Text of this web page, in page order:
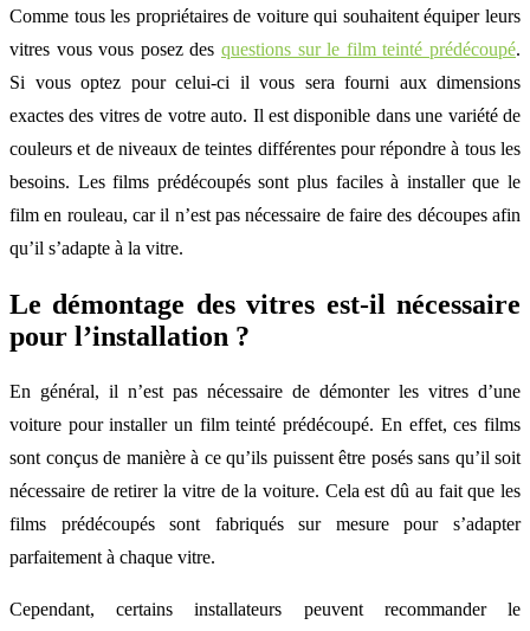
Comme tous les propriétaires de voiture qui souhaitent équiper leurs
vitres vous vous posez des questions sur le film teinté prédécoupé.
Si vous optez pour celui-ci il vous sera fourni aux dimensions
exactes des vitres de votre auto. Il est disponible dans une variété de
couleurs et de niveaux de teintes différentes pour répondre à tous les
besoins. Les films prédécoupés sont plus faciles à installer que le
film en rouleau, car il n’est pas nécessaire de faire des découpes afin
qu’il s’adapte à la vitre.
Le démontage des vitres est-il nécessaire
pour l’installation ?
En général, il n’est pas nécessaire de démonter les vitres d’une
voiture pour installer un film teinté prédécoupé. En effet, ces films
sont conçus de manière à ce qu’ils puissent être posés sans qu’il soit
nécessaire de retirer la vitre de la voiture. Cela est dû au fait que les
films prédécoupés sont fabriqués sur mesure pour s’adapter
parfaitement à chaque vitre.
Cependant, certains installateurs peuvent recommander le